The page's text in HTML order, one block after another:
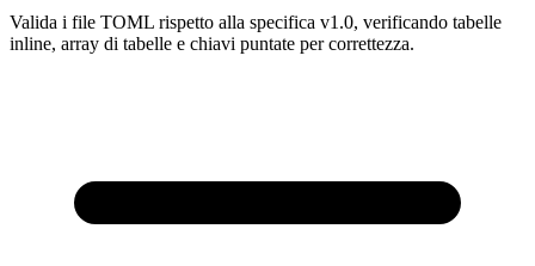
Valida i file TOML rispetto alla specifica v1.0, verificando tabelle
inline, array di tabelle e chiavi puntate per correttezza.